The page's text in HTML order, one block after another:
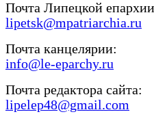
Почта Липецкой
lipetsk@mpatriarchia.ru
Почта канцелярии:
info@le-eparchy.ru
Почта редактора сайта:
lipelep48@gmail.com